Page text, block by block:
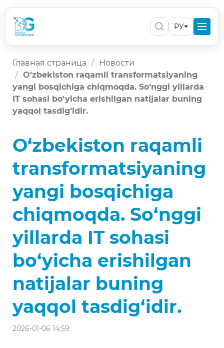
РУ
Главная страница
Новости
O‘zbekiston raqamli transformatsiyaning
yangi bosqichiga chiqmoqda. So‘nggi yillarda
IT sohasi bo‘yicha erishilgan natijalar buning
yaqqol tasdig‘idir.
O‘zbekiston raqamli
transformatsiyaning
yangi bosqichiga
chiqmoqda. So‘nggi
yillarda IT sohasi
bo‘yicha erishilgan
natijalar buning
yaqqol tasdig‘idir.
2026-01-06 14:59